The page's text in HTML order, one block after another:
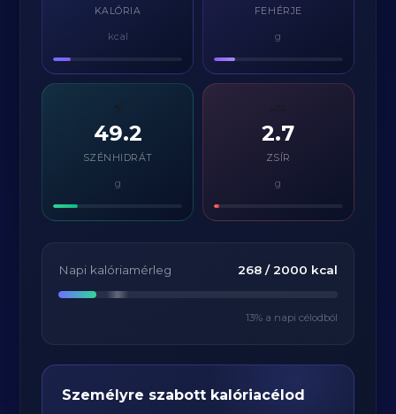
KALÓRIA
kcal
FEHÉRJE
g
⚡
49.2
SZÉNHIDRÁT
g
2.7
ZSÍR
g
Napi kalóriamérleg 268/ 2000 kcal
13% a napi célodból
Személyre szabott kalóriacélod